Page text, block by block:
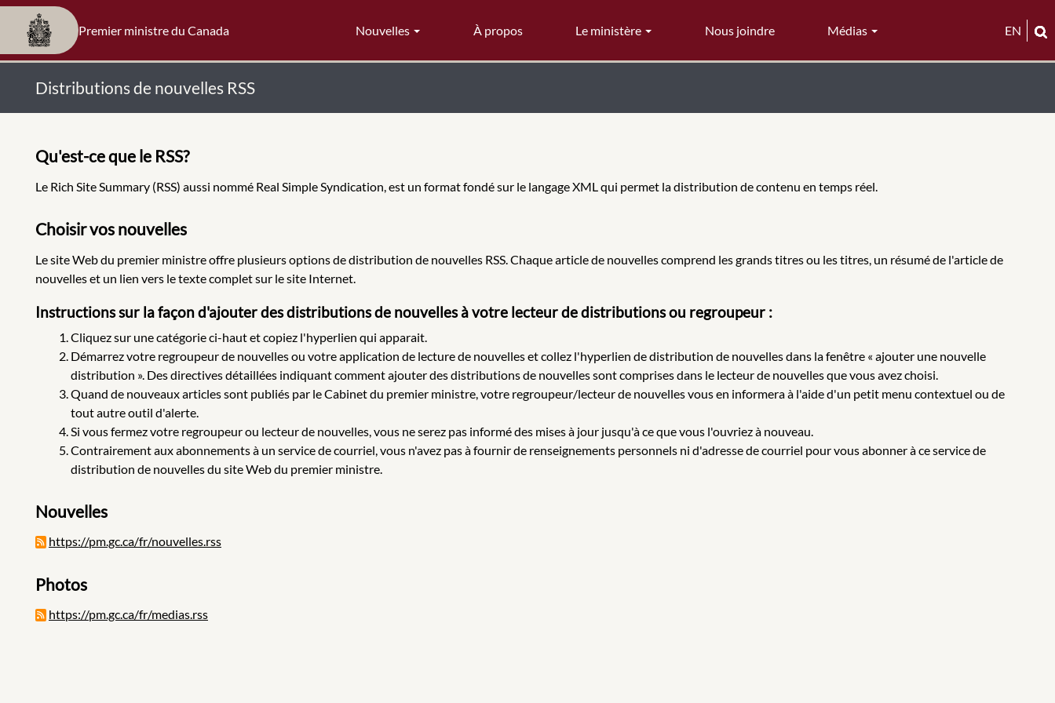
Premier ministre du Canada Nouvelles À propos Le ministère Nous joindre Médias EN
Distributions de nouvelles RSS
Qu'est-ce que le RSS?
Le Rich Site Summary (RSS) aussi nommé Real Simple Syndication, est un format fondé sur le langage XML qui permet la distribution de contenu en temps réel.
Choisir vos nouvelles
Le site Web du premier ministre offre plusieurs options de distribution de nouvelles RSS. Chaque article de nouvelles comprend les grands titres ou les titres, un résumé de l'article de
nouvelles et un lien vers le texte complet sur le site Internet.
Instructions sur la façon d'ajouter des distributions de nouvelles à votre lecteur de distributions ou regroupeur :
Cliquez sur une catégorie ci-haut et copiez l'hyperlien qui apparait.
Démarrez votre regroupeur de nouvelles ou votre application de lecture de nouvelles et collez l'hyperlien de distribution de nouvelles dans la fenêtre « ajouter une nouvelle
distribution ». Des directives détaillées indiquant comment ajouter des distributions de nouvelles sont comprises dans le lecteur de nouvelles que vous avez choisi.
Quand de nouveaux articles sont publiés par le Cabinet du premier ministre, votre regroupeur/lecteur de nouvelles vous en informera à l'aide d'un petit menu contextuel ou de
tout autre outil d'alerte.
Si vous fermez votre regroupeur ou lecteur de nouvelles, vous ne serez pas informé des mises à jour jusqu'à ce que vous l'ouvriez à nouveau.
Contrairement aux abonnements à un service de courriel, vous n'avez pas à fournir de renseignements personnels ni d'adresse de courriel pour vous abonner à ce service de
distribution de nouvelles du site Web du premier ministre.
Nouvelles
https://pm.gc.ca/fr/nouvelles.rss
Photos
https://pm.gc.ca/fr/medias.rss